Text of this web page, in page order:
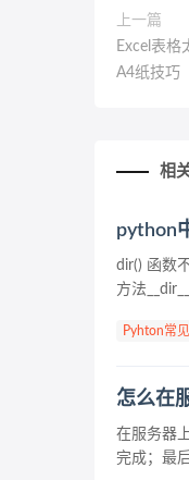
上一篇
Excel表格
A4纸技巧
相
python
dir() 函数
方法
Pyhton常
怎么在
在服务器
完成；最